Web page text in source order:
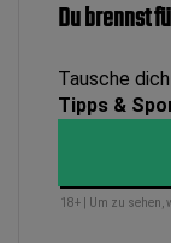
Du brennst
Tausche
Tipps &
18+ | Um zu sehen,